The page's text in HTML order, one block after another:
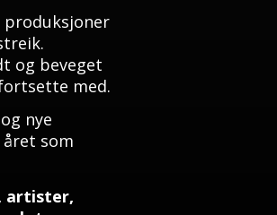
produksjoner
og beveget
med.
nye
som
artister,